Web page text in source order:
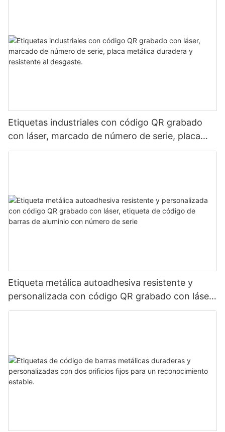
Etiquetas industriales con código QR grabado
con láser, marcado de número de serie, placa
metálica duradera y resistente al desgaste.
Etiqueta metálica autoadhesiva resistente y
personalizada con código QR grabado con láser,
etiqueta de código de barras de aluminio con